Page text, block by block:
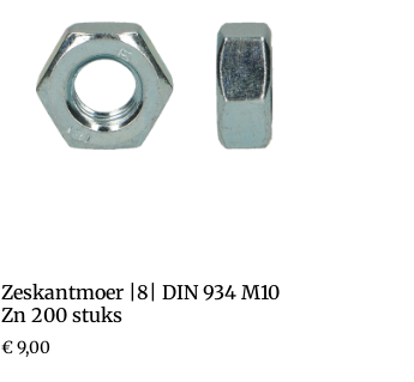
Zeskantmoer |8| DIN 934 M10
Zn 200 stuks
€9,00